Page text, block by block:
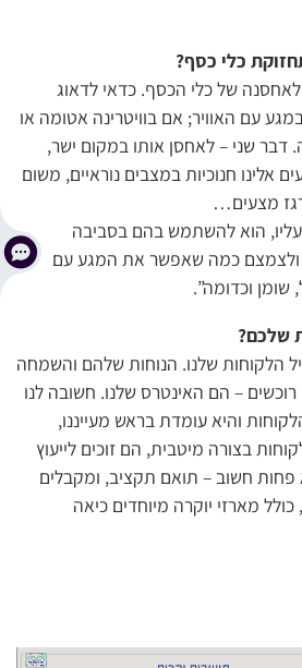
כלי כסף?
לאחסנה של כלי הכסף. כדאי לדאוג
עם האוויר; אם בוויטרינה אטומה או
דבר שני – לאחסן אותו במקום ישר,
אלינו חנוכיות במצבים נוראיים, משום
מצעים…
הוא להשתמש בהם בסביבה
ולצמצם כמה שאפשר את המגע עם
שומן וכדומה”.
שלכם?
הלקוחות שלנו. הנוחות שלהם והשמחה
– הם האינטרס שלנו. חשובה לנו
והיא עומדת בראש מעייננו,
בצורה מיטבית, הם זוכים לייעוץ
פחות חשוב – תואם תקציב, ומקבלים
מארזי יוקרה מיוחדים כיאה